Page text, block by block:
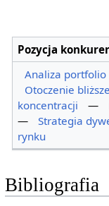
Pozycja
Analiza portfolio
Otoczenie bliższe
koncentracji
—
—
Strategia
rynku
Bibliografia